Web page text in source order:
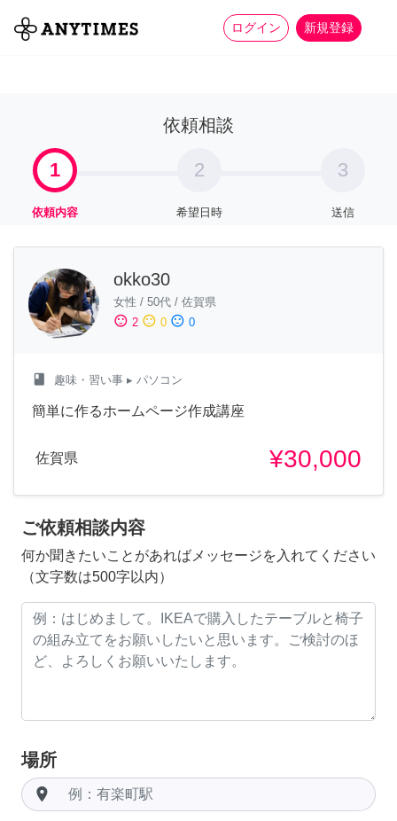
ログイン 新規登録
全て 家事 more_horiz
依頼相談
1
依頼内容
2
希望日時
3
送信
okko30
女性 / 50代 / 佐賀県
sentiment_satisfied 2 sentiment_neutral 0 sentiment_dissatisfied 0
class 趣味・習い事 ▸ パソコン
簡単に作るホームページ作成講座
佐賀県 ¥30,000
ご依頼相談内容
何か聞きたいことがあればメッセージを入れてください
（文字数は500字以内）
場所
room